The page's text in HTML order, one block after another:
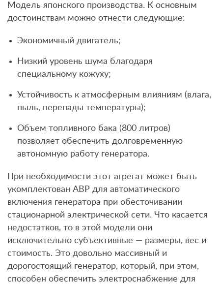
Модель японского производства. К основным
достоинствам можно отнести следующие:
Экономичный двигатель;
Низкий уровень шума благодаря
специальному кожуху;
Устойчивость к атмосферным влияниям (влага,
пыль, перепады температуры);
Объем топливного бака (800 литров)
позволяет обеспечить долговременную
автономную работу генератора.
При необходимости этот агрегат может быть
укомплектован АВР для автоматического
включения генератора при обесточивании
стационарной электрической сети. Что касается
недостатков, то в этой модели они
исключительно субъективные — размеры, вес и
стоимость. Это довольно массивный и
дорогостоящий генератор, который, при этом,
способен обеспечить электроснабжение для